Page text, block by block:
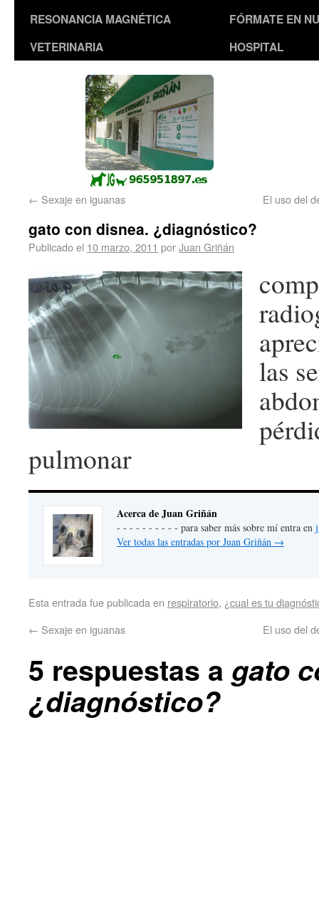
RESONANCIA MAGNÉTICA
VETERINARIA
FÓRMATE EN
HOSPITAL
← Sexaje en iguanas El uso del
gato con disnea. ¿diagnóstico?
Publicado el 10 marzo, 2011 porJuan Griñán
las
pulmonar
Acerca de Juan Griñán
- - - - - - - - - - para saber más sobre mí entra en
Ver todas las entradas por Juan Griñán →
Esta entrada fue publicada en respiratorio, ¿cual es tu
← Sexaje en iguanas El uso del
5 respuestas a gato
¿diagnóstico?